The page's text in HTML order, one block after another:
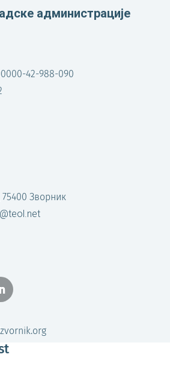
администрације
42-988-090
75400 Зворник